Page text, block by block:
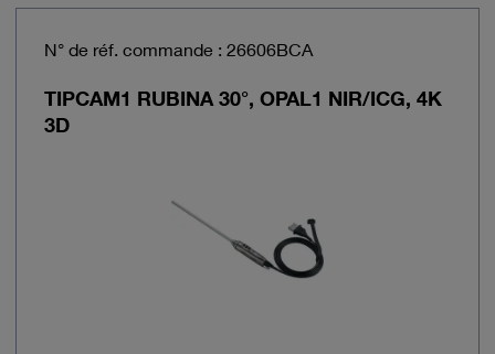
N° de réf. commande : 26606BCA
TIPCAM1 RUBINA 30°, OPAL1 NIR/ICG, 4K
3D